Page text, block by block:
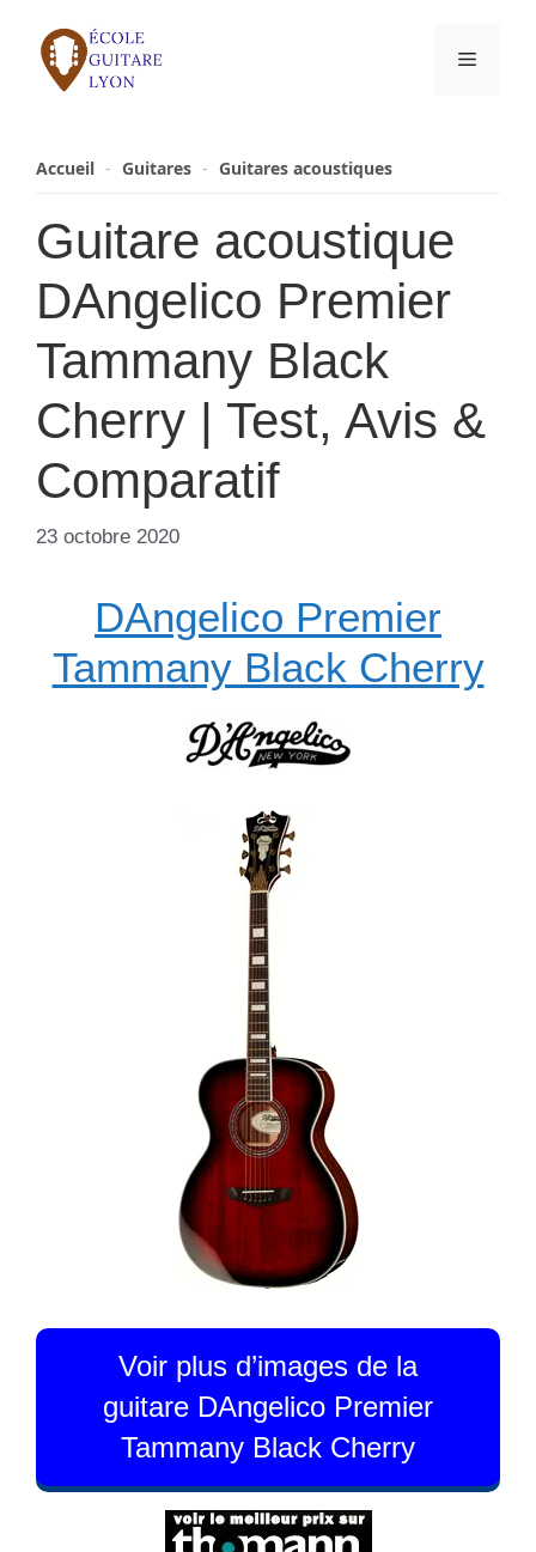
contenu
Menu
Accueil - Guitares - Guitares acoustiques
Guitare acoustique
DAngelico Premier
Tammany Black
Cherry | Test, Avis &
Comparatif
23 octobre 2020
DAngelico Premier
Tammany Black Cherry
Voir plus d’images de la
guitare DAngelico Premier
Tammany Black Cherry